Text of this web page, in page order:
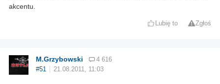
akcentu.
Lubię to Zgłoś
M.Grzybowski
4 616
#51
21.08.2011, 11:03